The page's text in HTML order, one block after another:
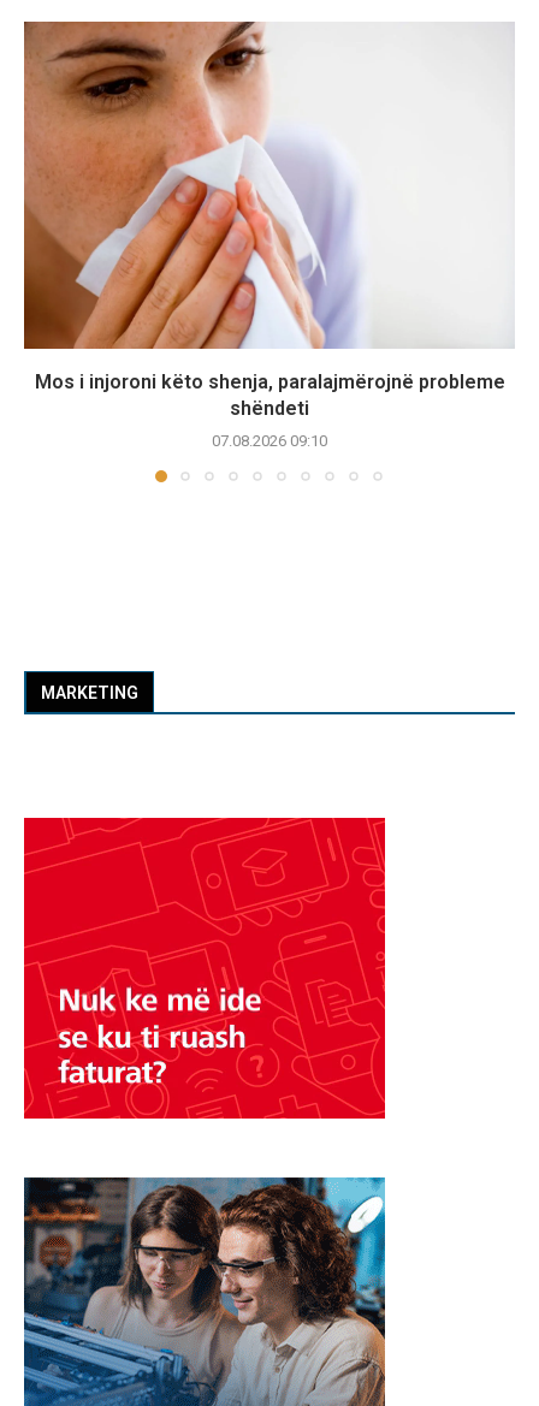
Mos i injoroni këto shenja, paralajmërojnë probleme
shëndeti
07.08.2026 09:10
MARKETING